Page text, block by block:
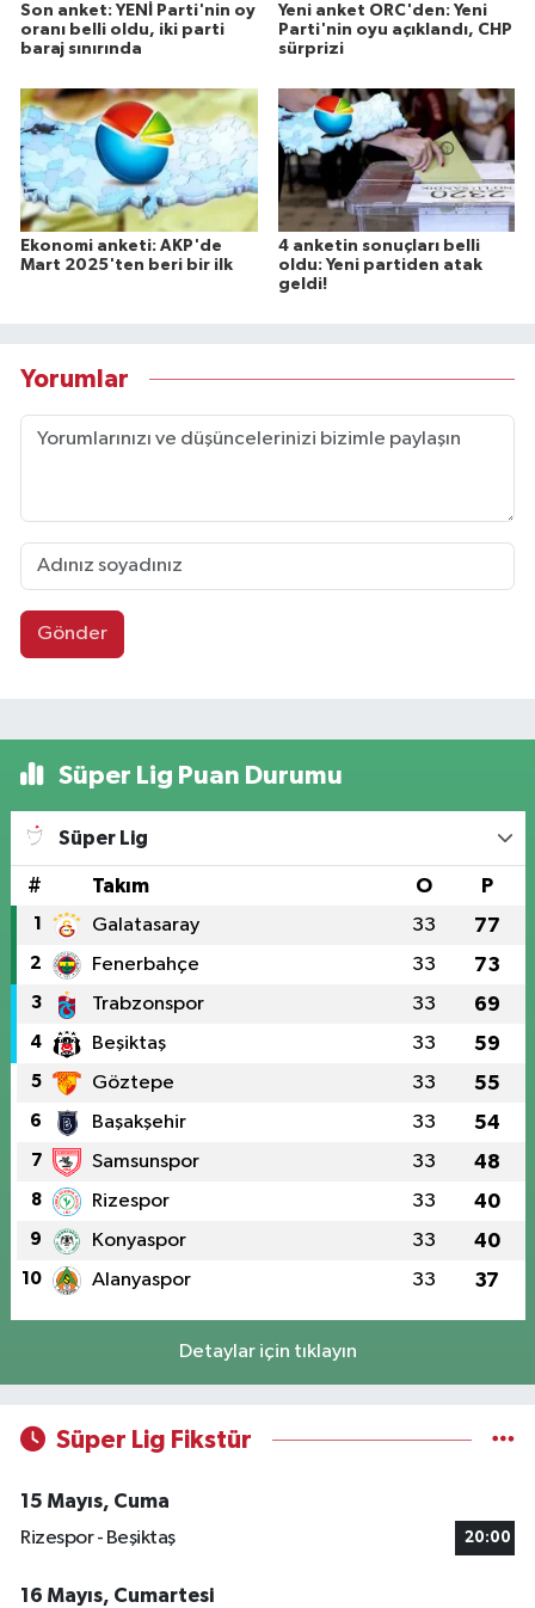
Son anket: YENİ Parti'nin oy
oranı belli oldu, iki parti
baraj sınırında
Yeni anket ORC'den: Yeni
Parti'nin oyu açıklandı, CHP
sürprizi
Ekonomi anketi: AKP'de
Mart 2025'ten beri bir ilk
4 anketin sonuçları belli
oldu: Yeni partiden atak
geldi!
Yorumlar
Gönder
Süper Lig Puan Durumu
Süper Lig
# Takım O P
1 Galatasaray 33 77
2 Fenerbahçe 33 73
3 Trabzonspor 33 69
4 Beşiktaş 33 59
5 Göztepe 33 55
6 Başakşehir 33 54
7 Samsunspor 33 48
8 Rizespor 33 40
9 Konyaspor 33 40
10 Alanyaspor 33 37
Detaylar için tıklayın
Süper Lig Fikstür
15 Mayıs, Cuma
Rizespor - Beşiktaş
20:00
16 Mayıs, Cumartesi